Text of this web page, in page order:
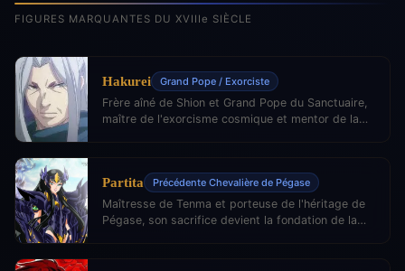
FIGURES MARQUANTES DU XVIIIe SIÈCLE
Hakurei Grand Pope / Exorciste
Frère aîné de Shion et Grand Pope du Sanctuaire,
maître de l'exorcisme cosmique et mentor de la
Partita Précédente Chevalière de Pégase
Maîtresse de Tenma et porteuse de l'héritage de
Pégase, son sacrifice devient la fondation de la